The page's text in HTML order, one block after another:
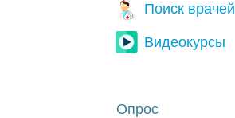
Поиск врачей
Видеокурсы
Опрос